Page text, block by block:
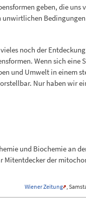
geben, die uns
unwirtlichen
noch der
Wenn sich eine
und Umwelt in einem
Nur haben wir
und Biochemie an
Mitentdecker der
Wiener Zeitung ,